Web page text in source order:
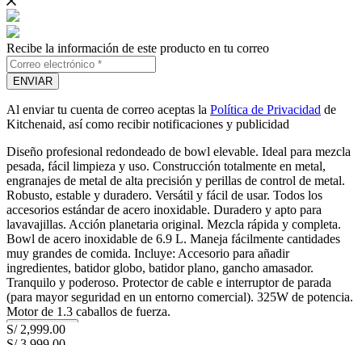
Recibe la información de este producto en tu correo
ENVIAR
Al enviar tu cuenta de correo aceptas la Política de Privacidad de
Kitchenaid, así como recibir notificaciones y publicidad
Diseño profesional redondeado de bowl elevable. Ideal para mezcla
pesada, fácil limpieza y uso. Construcción totalmente en metal,
engranajes de metal de alta precisión y perillas de control de metal.
Robusto, estable y duradero. Versátil y fácil de usar. Todos los
accesorios estándar de acero inoxidable. Duradero y apto para
lavavajillas. Acción planetaria original. Mezcla rápida y completa.
Bowl de acero inoxidable de 6.9 L. Maneja fácilmente cantidades
muy grandes de comida. Incluye: Accesorio para añadir
ingredientes, batidor globo, batidor plano, gancho amasador.
Tranquilo y poderoso. Protector de cable e interruptor de parada
(para mayor seguridad en un entorno comercial). 325W de potencia.
Motor de 1.3 caballos de fuerza.
Mostrar más
S/ 2,999.00